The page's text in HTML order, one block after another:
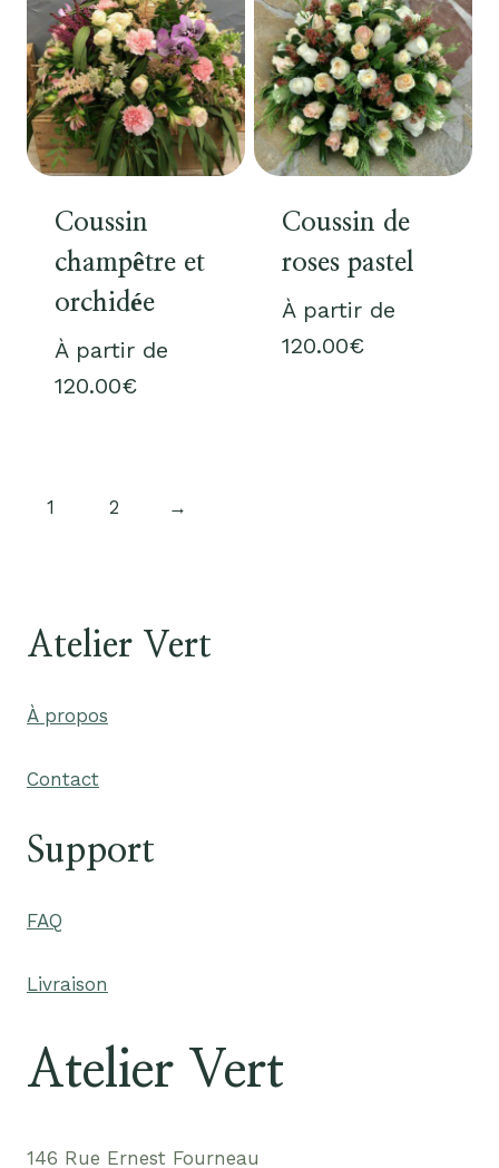
Coussin
champêtre et
orchidée
À partir de
120.00€
Coussin de
roses pastel
À partir de
120.00€
1 2 →
Atelier Vert
À propos
Contact
Support
FAQ
Livraison
Atelier Vert
146 Rue Ernest Fourneau